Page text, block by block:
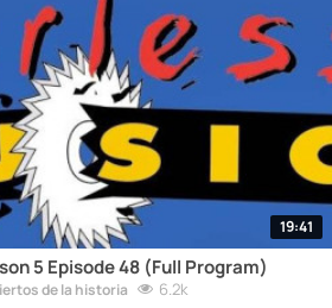
19:41
5 Episode 48 (Full Program)
de la historia 6.2k